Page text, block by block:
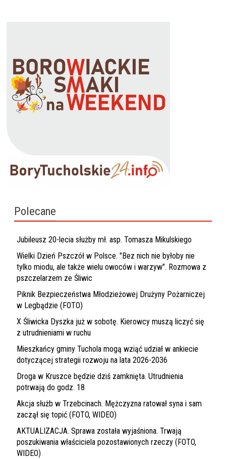
Polecane
Jubileusz 20-lecia służby mł. asp. Tomasza Mikulskiego
Wielki Dzień Pszczół w Polsce. "Bez nich nie byłoby nie
tylko miodu, ale także wielu owoców i warzyw". Rozmowa z
pszczelarzem ze Śliwic
Piknik Bezpieczeństwa Młodzieżowej Drużyny Pożarniczej
w Legbądzie (FOTO)
X Śliwicka Dyszka już w sobotę. Kierowcy muszą liczyć się
z utrudnieniami w ruchu
Mieszkańcy gminy Tuchola mogą wziąć udział w ankiecie
dotyczącej strategii rozwoju na lata 2026-2036
Droga w Kruszce będzie dziś zamknięta. Utrudnienia
potrwają do godz. 18
Akcja służb w Trzebcinach. Mężczyzna ratował syna i sam
zaczął się topić (FOTO, WIDEO)
AKTUALIZACJA. Sprawa została wyjaśniona. Trwają
poszukiwania właściciela pozostawionych rzeczy (FOTO,
WIDEO)